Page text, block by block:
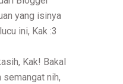
yang isinya
ini, Kak :3
Kak! Bakal
semangat nih,